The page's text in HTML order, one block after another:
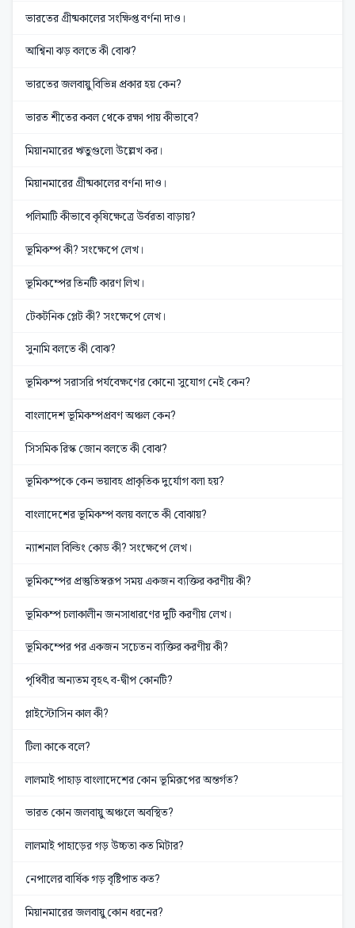
ভারতের গ্রীষ্মকালের সংক্ষিপ্ত বর্ণনা দাও।
আশ্বিনা ঝড় বলতে কী বোঝ?
ভারতের জলবায়ু বিভিন্ন প্রকার হয় কেন?
ভারত শীতের কবল থেকে রক্ষা পায় কীভাবে?
মিয়ানমারের ঋতুগুলো উল্লেখ কর।
মিয়ানমারের গ্রীষ্মকালের বর্ণনা দাও।
পলিমাটি কীভাবে কৃষিক্ষেত্রে উর্বরতা বাড়ায়?
ভূমিকম্প কী? সংক্ষেপে লেখ।
ভূমিকম্পের তিনটি কারণ লিখ।
টেকটনিক প্লেট কী? সংক্ষেপে লেখ।
সুনামি বলতে কী বোঝ?
ভূমিকম্প সরাসরি পর্যবেক্ষণের কোনো সুযোগ নেই কেন?
বাংলাদেশ ভূমিকম্পপ্রবণ অঞ্চল কেন?
সিসমিক রিস্ক জোন বলতে কী বোঝ?
ভূমিকম্পকে কেন ভয়াবহ প্রাকৃতিক দুর্যোগ বলা হয়?
বাংলাদেশের ভূমিকম্প বলয় বলতে কী বোঝায়?
ন্যাশনাল বিল্ডিং কোড কী? সংক্ষেপে লেখ।
ভূমিকম্পের প্রস্তুতিস্বরূপ সময় একজন ব্যক্তির করণীয় কী?
ভূমিকম্প চলাকালীন জনসাধারণের দুটি করণীয় লেখ।
ভূমিকম্পের পর একজন সচেতন ব্যক্তির করণীয় কী?
পৃথিবীর অন্যতম বৃহৎ ব-দ্বীপ কোনটি?
প্লাইস্টোসিন কাল কী?
টিলা কাকে বলে?
লালমাই পাহাড় বাংলাদেশের কোন ভূমিরূপের অন্তর্গত?
ভারত কোন জলবায়ু অঞ্চলে অবস্থিত?
লালমাই পাহাড়ের গড় উচ্চতা কত মিটার?
নেপালের বার্ষিক গড় বৃষ্টিপাত কত?
মিয়ানমারের জলবায়ু কোন ধরনের?